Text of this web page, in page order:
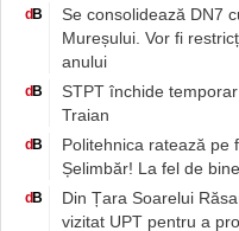
dB
Se consolidează DN7
Mureșului. Vor fi
anului
dB
STPT închide
Traian
dB
Politehnica ratează pe
Șelimbăr! La fel de
dB
Din Țara Soarelui
vizitat UPT pentru a